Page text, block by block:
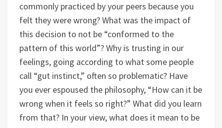
commonly practiced by your peers because you
felt they were wrong? What was the impact of
this decision to not be “conformed to the
pattern of this world”? Why is trusting in our
feelings, going according to what some people
call “gut instinct,” often so problematic? Have
you ever espoused the philosophy, “How can it be
wrong when it feels so right?” What did you learn
from that? In your view, what does it mean to be